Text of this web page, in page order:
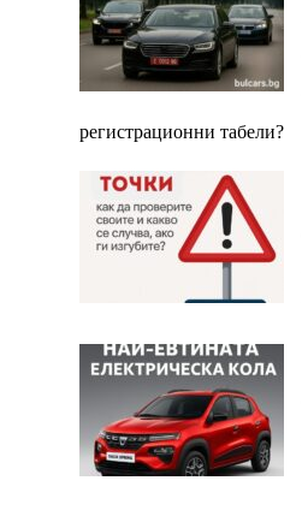
регистрационни табели?